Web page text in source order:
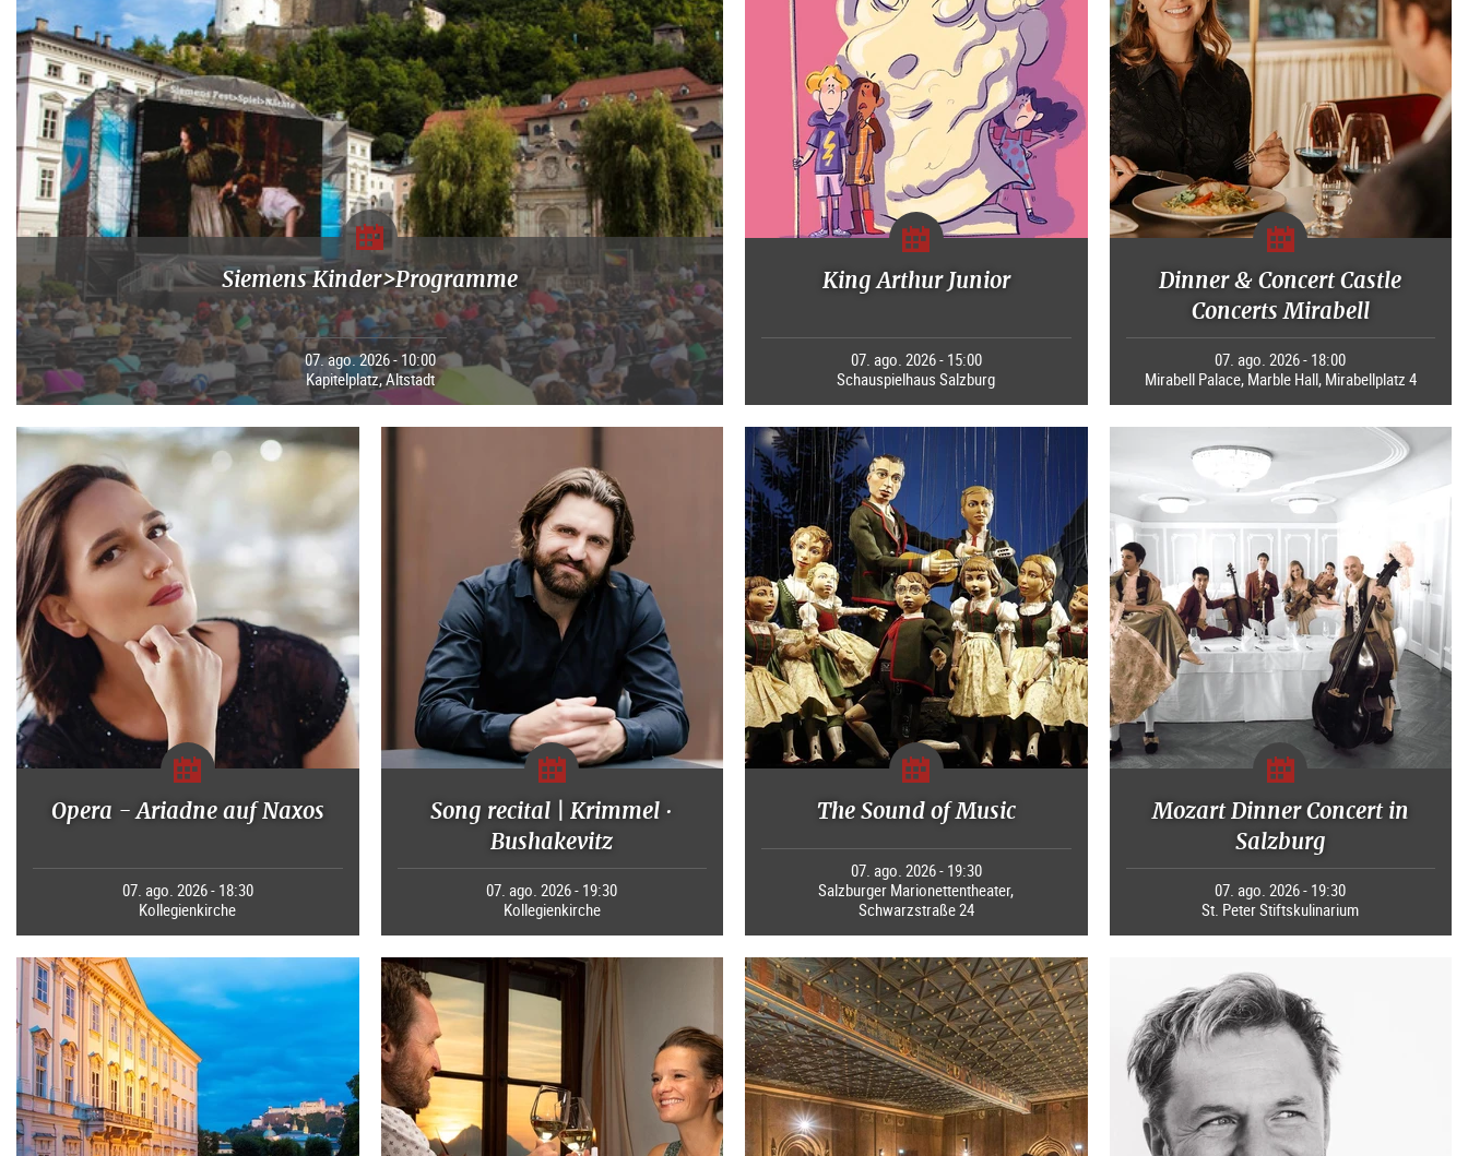
Siemens Kinder>Programme
07. ago. 2026 - 10:00
Kapitelplatz, Altstadt
King Arthur Junior
07. ago. 2026 - 15:00
Schauspielhaus Salzburg
Dinner & Concert Castle
Concerts Mirabell
07. ago. 2026 - 18:00
Mirabell Palace, Marble Hall, Mirabellplatz 4
Opera - Ariadne auf Naxos
07. ago. 2026 - 18:30
Kollegienkirche
Song recital | Krimmel ·
Bushakevitz
07. ago. 2026 - 19:30
Kollegienkirche
The Sound of Music
07. ago. 2026 - 19:30
Salzburger Marionettentheater,
Schwarzstraße 24
Mozart Dinner Concert in
Salzburg
07. ago. 2026 - 19:30
St. Peter Stiftskulinarium